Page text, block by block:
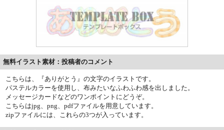
無料イラスト素材：投稿者のコメント
こちらは、『ありがとう』の文字のイラストです。
パステルカラーを使用し、布みたいなふわふわ感を出しました。
メッセージカードなどのワンポイントにどうぞ。
こちらはjpg、png、pdfファイルを用意しています。
zipファイルには、これらの3つが入っています。